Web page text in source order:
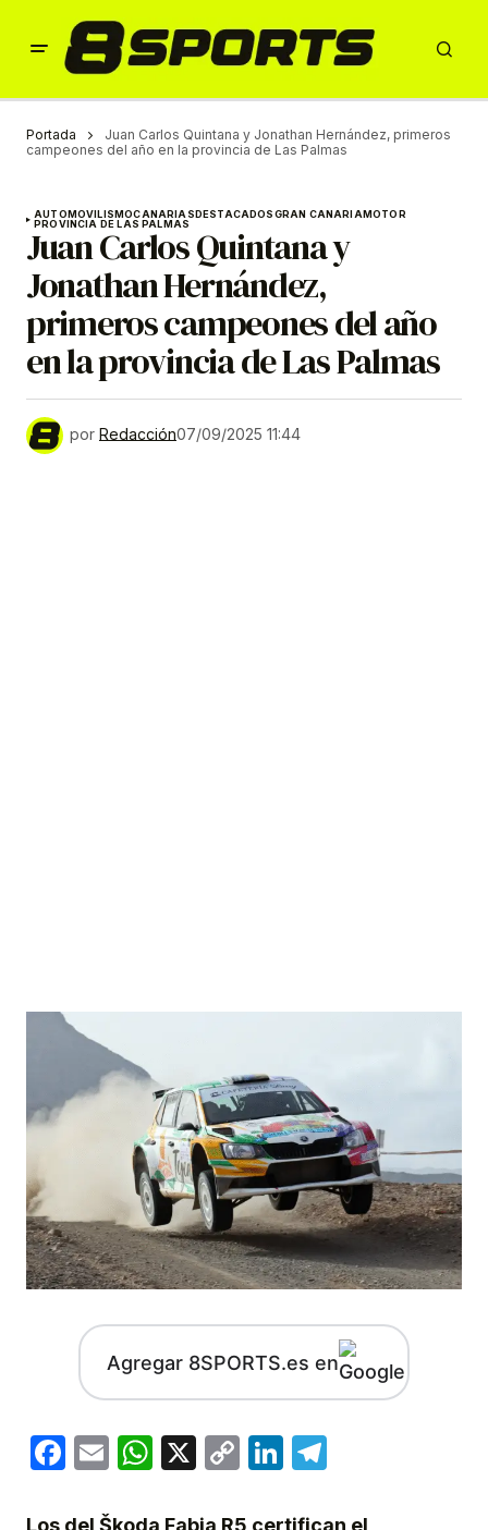
Portada
Juan Carlos Quintana y Jonathan Hernández, primeros
campeones del año en la provincia de Las Palmas
AUTOMOVILISMOCANARIASDESTACADOSGRAN CANARIAMOTOR
PROVINCIA DE LAS PALMAS
Juan Carlos Quintana y
Jonathan Hernández,
primeros campeones del año
en la provincia de Las Palmas
por Redacción07/09/2025 11:44
Agregar 8SPORTS.es en
Facebook
EmailWhatsApp
X
CopyLinkedIn
Los del Škoda Fabia R5 certifican el